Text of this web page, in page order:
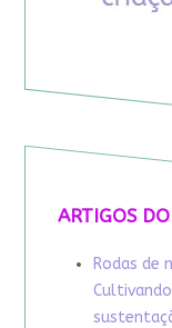
ARTIGOS
Rodas de